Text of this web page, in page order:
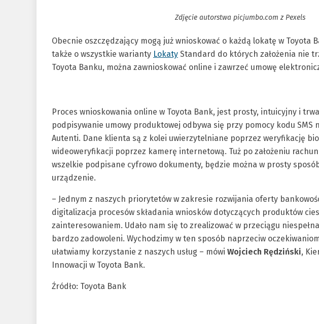
Zdjęcie autorstwa picjumbo.com z Pexels
Obecnie oszczędzający mogą już wnioskować o każdą lokatę w Toyota
także o wszystkie warianty Lokaty Standard do których założenia nie
Toyota Banku, można zawnioskować online i zawrzeć umowę
Proces wnioskowania online w Toyota Bank, jest prosty, intuicyjny i
podpisywanie umowy produktowej odbywa się przy pomocy kodu
Autenti. Dane klienta są z kolei uwierzytelniane poprzez weryfikację
wideoweryfikacji poprzez kamerę internetową. Tuż po założeniu
wszelkie podpisane cyfrowo dokumenty, będzie można w prosty
urządzenie.
– Jednym z naszych priorytetów w zakresie rozwijania oferty
digitalizacja procesów składania wniosków dotyczących produktów
zainteresowaniem. Udało nam się to zrealizować w przeciągu
bardzo zadowoleni. Wychodzimy w ten sposób naprzeciw
ułatwiamy korzystanie z naszych usług – mówi Wojciech Rędziński,
Innowacji w Toyota Bank.
Źródło: Toyota Bank